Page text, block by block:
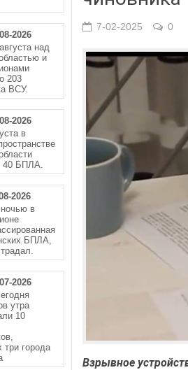
7-02-2025 0
Взрывное
2026
над
и
203
ВСУ.
2026
в
40 БПЛА.
2026
в
БПЛА,
2026
утра
10
три города